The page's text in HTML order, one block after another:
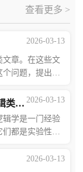
查看更多 >
2026-03-13
章。在这些文
问题，提出一
2026-03-13
荐
辑学是一门经验
都是实验性或
2026-03-13